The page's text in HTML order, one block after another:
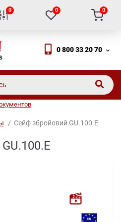
0 0 0
0 800 33 20 70
Сейф збройовий GU.100.E